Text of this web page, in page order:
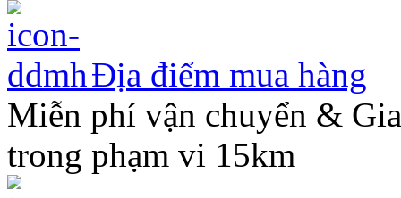
Địa điểm mua hàng
Miễn phí vận chuyển &
trong phạm vi 15km